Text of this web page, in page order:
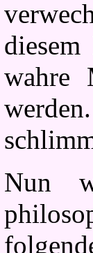
diesem
wahre
Nun